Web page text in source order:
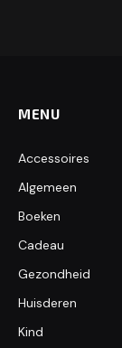
MENU
Accessoires
Algemeen
Boeken
Cadeau
Gezondheid
Huisderen
Kind